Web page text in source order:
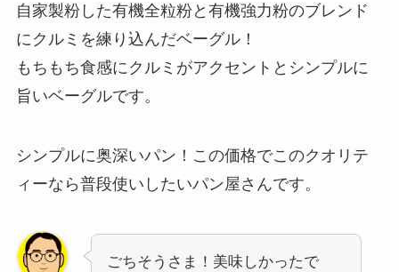
自家製粉した有機全粒粉と有機強力粉のブレンド
にクルミを練り込んだベーグル！
もちもち食感にクルミがアクセントとシンプルに
旨いベーグルです。
シンプルに奥深いパン！この価格でこのクオリテ
ィーなら普段使いしたいパン屋さんです。
ごちそうさま！美味しかったで